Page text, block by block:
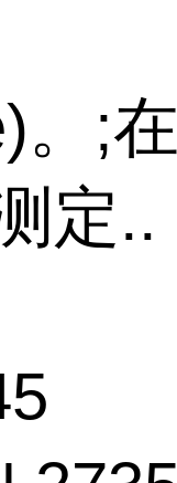
。;在
定..